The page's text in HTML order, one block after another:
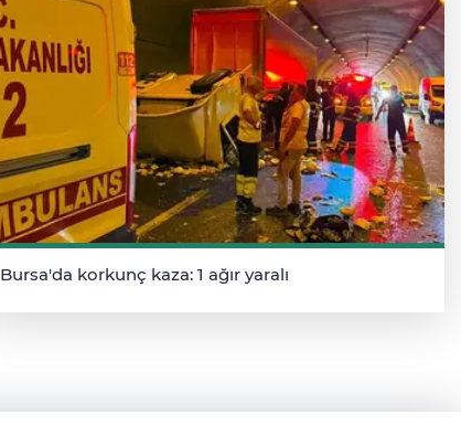
Bursa'da korkunç kaza: 1 ağır yaralı